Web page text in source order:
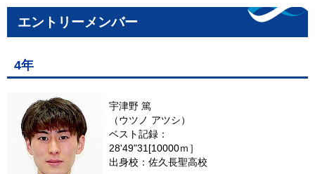
エントリーメンバー
4年
宇津野 篤
（ウツノ アツシ）
ベスト記録：
28'49"31[10000ｍ］
出身校：佐久長聖高校